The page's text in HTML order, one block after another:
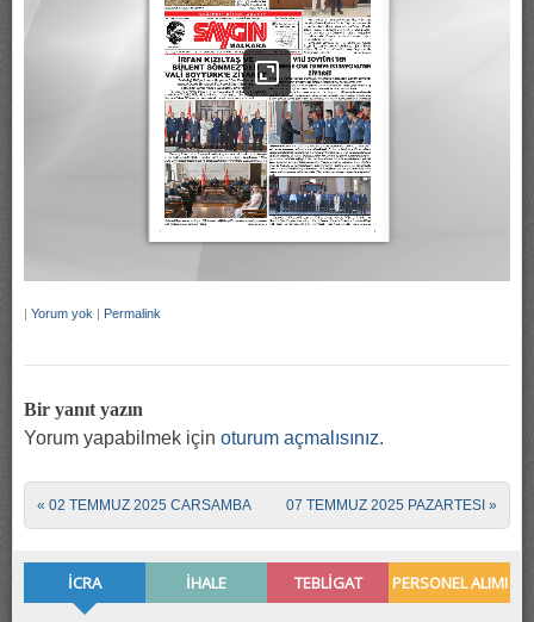
| Yorum yok | Permalink
Bir yanıt yazın
Yorum yapabilmek için oturum açmalısınız.
Post navigation
« 02 TEMMUZ 2025 CARSAMBA 07 TEMMUZ 2025 PAZARTESI »